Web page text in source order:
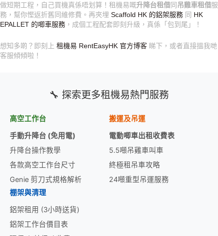
做短期工程，自己買機真係唔划算！租機易嘅升降台租借同吊雞車租借服
務，幫你慳返折舊同維修費。再夾埋 Scaffold HK 的鋁架服務 同 HK
EPALLET 的唧車服務 ，成個工程配套即刻升級，真係「包到尾」！
想知多啲？即刻上 租機易 RentEasyHK 官方博客 睇下，或者直接搵我哋
客服傾傾啦！
🔧 探索更多租機易熱門服務
高空工作台
手動升降台 (免用電)
升降台操作教學
各款高空工作台尺寸
Genie 剪刀式規格解析
搬運及吊運
電動唧車出租收費表
5.5噸吊雞車叫車
終極租吊車攻略
24噸重型吊運服務
棚架與清理
鋁架租用 (3小時送貨)
鋁架工作台價目表